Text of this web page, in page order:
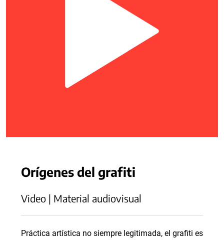
Orígenes del grafiti
Video | Material audiovisual
Práctica artística no siempre legitimada, el grafiti es